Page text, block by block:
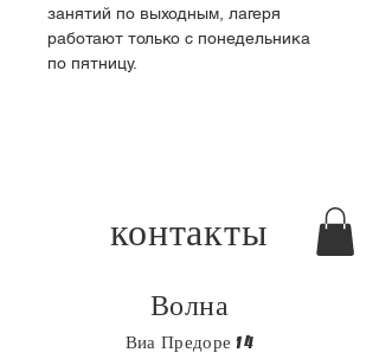
занятий по выходным, лагеря
работают только с понедельника
по пятницу.
контакты
Волна
Виа Предоре 14